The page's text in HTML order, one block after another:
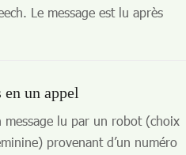
Le message est lu après
un appel
message lu par un robot (choix
provenant d’un numéro